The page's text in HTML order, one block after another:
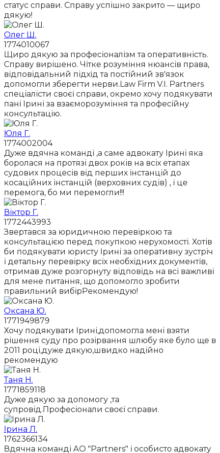
статус справи. Справу успішно закрито — щиро
дякую!
Олег Ш.
1774010067
Щиро дякую за професіоналізм та оперативність.
Справу вирішено. Чітке розуміння нюансів права,
відповідальний підхід та постійний зв'язок
допомогли зберегти нерви.Law Firm V.I. Partners
спеціалісти своєї справи, окремо хочу подякувати
пані Ірині за взаєморозуміння та професійну
консультацію.
Юля Г.
1774002004
Дуже вдячна команді ,а саме адвокату Ірині яка
боролася на протязі двох років на всіх етапах
судових процесів від перших інстанцій до
косаційних інстанцій (верховних судів) , і це
перемога, бо ми перемогли!!!
Віктор Г.
1772443993
Звертався за юридичною перевіркою та
консультацією перед покупкою нерухомості. Хотів
би подякувати юристу Ірині за оперативну зустріч
і детальну перевірку всіх необхідних документів,
отримав дуже розгорнуту відповідь на всі важливі
для мене питання, що допомогло зробити
правильний вибірРекомендую!
Оксана Ю.
1771949879
Хочу подякувати Ірині,допомогла мені взяти
рішення суду про розірвання шлюбу яке було ще в
2011 році,дуже дякую,швидко надійно
рекомендую
Таня Н.
1771859118
Дуже дякую за допомогу ,та
супровід.Професіонали своєї справи.
Ірина Л.
1762366134
Вдячна команді АО "Partners" і особисто адвокату